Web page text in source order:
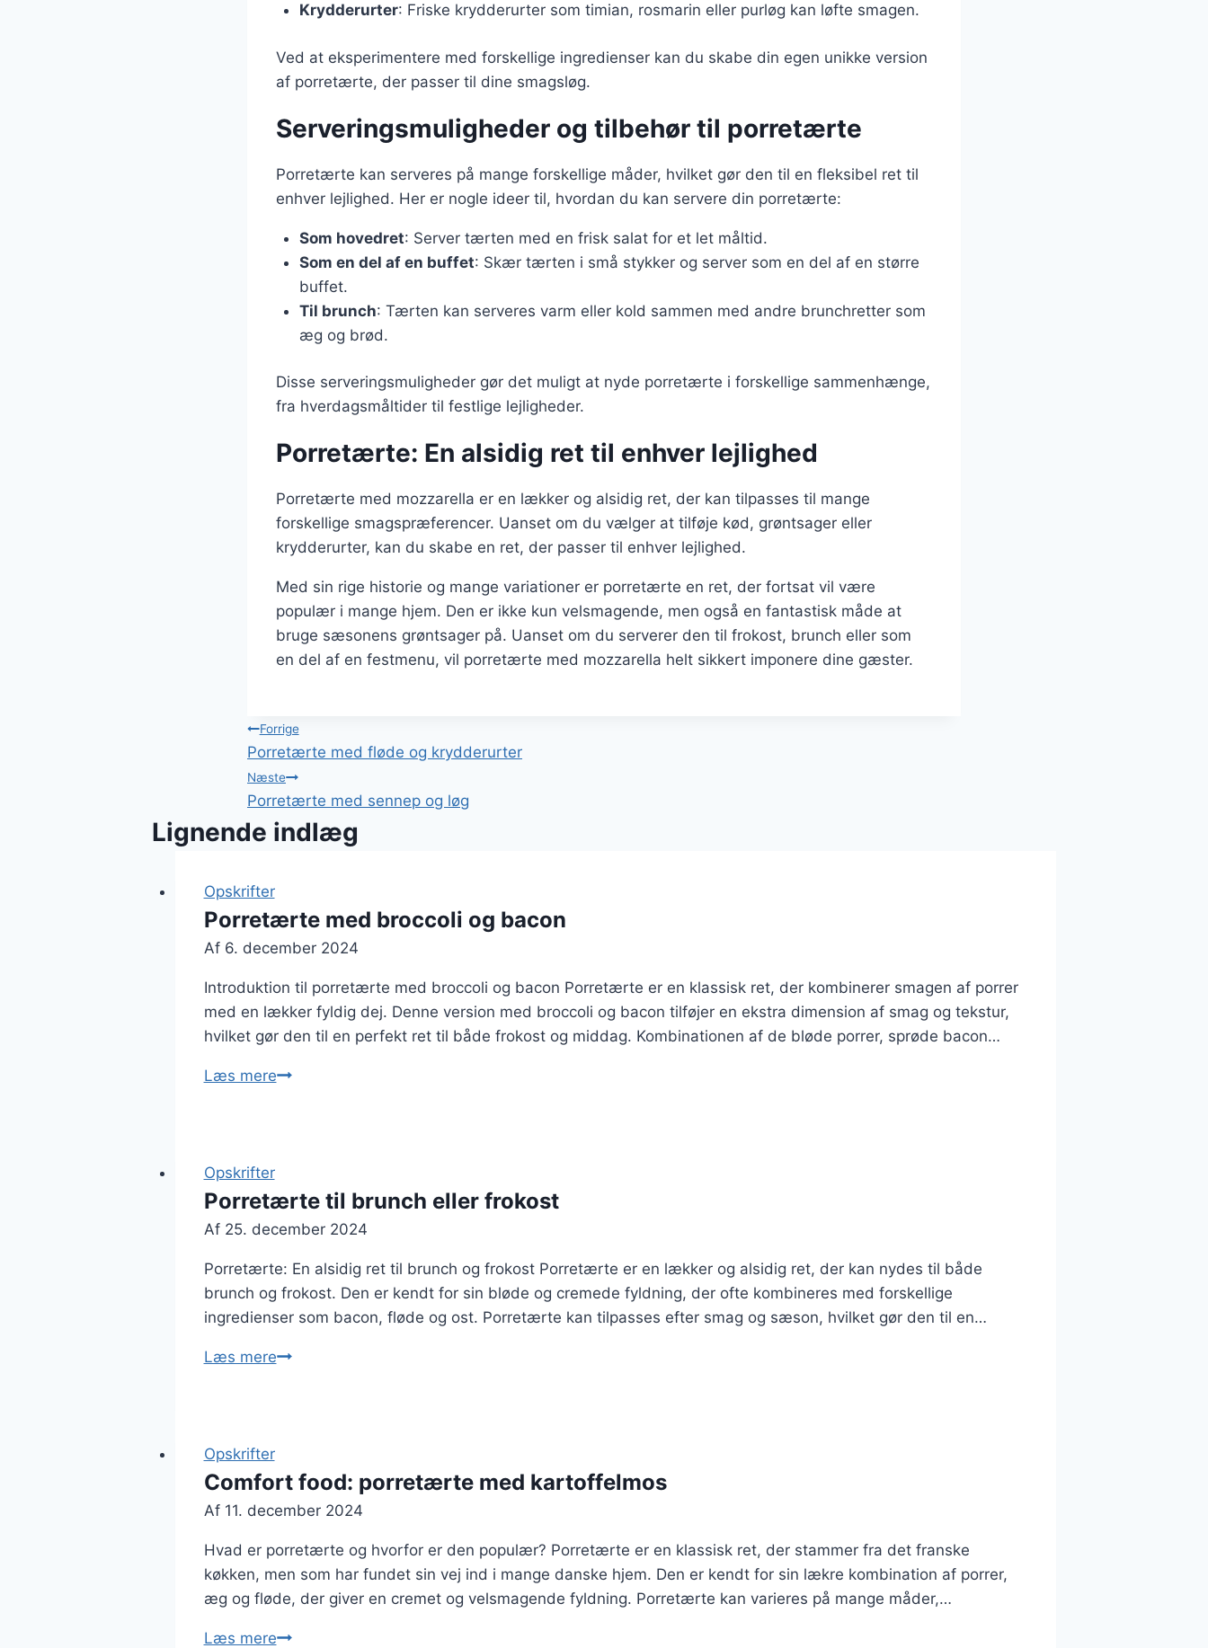
Krydderurter: Friske krydderurter som timian, rosmarin eller purløg kan løfte smagen.
Ved at eksperimentere med forskellige ingredienser kan du skabe din egen unikke version
af porretærte, der passer til dine smagsløg.
Serveringsmuligheder og tilbehør til porretærte
Porretærte kan serveres på mange forskellige måder, hvilket gør den til en fleksibel ret til
enhver lejlighed. Her er nogle ideer til, hvordan du kan servere din porretærte:
Som hovedret: Server tærten med en frisk salat for et let måltid.
Som en del af en buffet: Skær tærten i små stykker og server som en del af en større
buffet.
Til brunch: Tærten kan serveres varm eller kold sammen med andre brunchretter som
æg og brød.
Disse serveringsmuligheder gør det muligt at nyde porretærte i forskellige sammenhænge,
fra hverdagsmåltider til festlige lejligheder.
Porretærte: En alsidig ret til enhver lejlighed
Porretærte med mozzarella er en lækker og alsidig ret, der kan tilpasses til mange
forskellige smagspræferencer. Uanset om du vælger at tilføje kød, grøntsager eller
krydderurter, kan du skabe en ret, der passer til enhver lejlighed.
Med sin rige historie og mange variationer er porretærte en ret, der fortsat vil være
populær i mange hjem. Den er ikke kun velsmagende, men også en fantastisk måde at
bruge sæsonens grøntsager på. Uanset om du serverer den til frokost, brunch eller som
en del af en festmenu, vil porretærte med mozzarella helt sikkert imponere dine gæster.
Indlægsnavigation
Forrige
Porretærte med fløde og krydderurter
Næste
Porretærte med sennep og løg
Lignende indlæg
Opskrifter
Porretærte med broccoli og bacon
Af 6. december 2024
Introduktion til porretærte med broccoli og bacon Porretærte er en klassisk ret, der kombinerer smagen af porrer
med en lækker fyldig dej. Denne version med broccoli og bacon tilføjer en ekstra dimension af smag og tekstur,
hvilket gør den til en perfekt ret til både frokost og middag. Kombinationen af de bløde porrer, sprøde bacon…
Læs merePorretærte
Opskrifter
Porretærte til brunch eller frokost
Af 25. december 2024
Porretærte: En alsidig ret til brunch og frokost Porretærte er en lækker og alsidig ret, der kan nydes til både
brunch og frokost. Den er kendt for sin bløde og cremede fyldning, der ofte kombineres med forskellige
ingredienser som bacon, fløde og ost. Porretærte kan tilpasses efter smag og sæson, hvilket gør den til en…
Læs merePorretærte
Opskrifter
Comfort food: porretærte med kartoffelmos
Af 11. december 2024
Hvad er porretærte og hvorfor er den populær? Porretærte er en klassisk ret, der stammer fra det franske
køkken, men som har fundet sin vej ind i mange danske hjem. Den er kendt for sin lækre kombination af porrer,
æg og fløde, der giver en cremet og velsmagende fyldning. Porretærte kan varieres på mange måder,…
Læs mereComfort